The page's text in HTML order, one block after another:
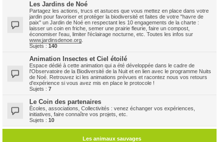
Les Jardins de Noé
Partagez les actions, trucs et astuces que vous mettez en place dans votre
jardin pour favoriser et protéger la biodiversité et faites de votre "havre de
paix" un Jardin de Noé en respectant les 10 engagements de la charte :
laisser un coin en friche, semer une prairie fleurie, faire un compost,
économiser l'eau, limiter l'éclairage nocturne, etc. Toutes les infos sur
www.jardinsdenoe.org
Sujets : 140
Animation Insectes et Ciel étoilé
Espace dédié à cette animation qui a été développée dans le cadre de
l'Observatoire de la Biodiversité de la Nuit et en lien avec le programme Nuits
de Noé. Retrouvez ici les animations prévues et racontez nous vos retours
d'expérience si vous avez mis en place le protocole !
Sujets : 7
Le Coin des partenaires
Ècoles, associations, Collectivités : venez échanger vos expériences,
initiatives, faire connaître vos projets, etc.
Sujets : 10
Les animaux sauvages